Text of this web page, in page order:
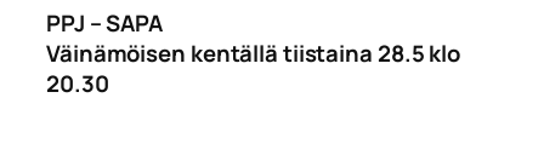
PPJ – SAPA
Väinämöisen kentällä tiistaina 28.5 klo
20.30